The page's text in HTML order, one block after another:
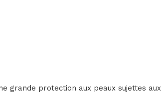
grande protection aux peaux sujettes aux